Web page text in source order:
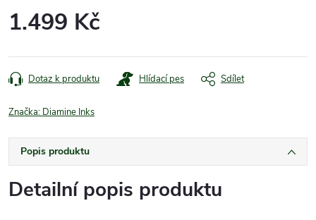
1.499 Kč
cena:
Dotaz k produktu Hlídací pes Sdílet
Značka: Diamine Inks
Popis produktu
Detailní popis produktu